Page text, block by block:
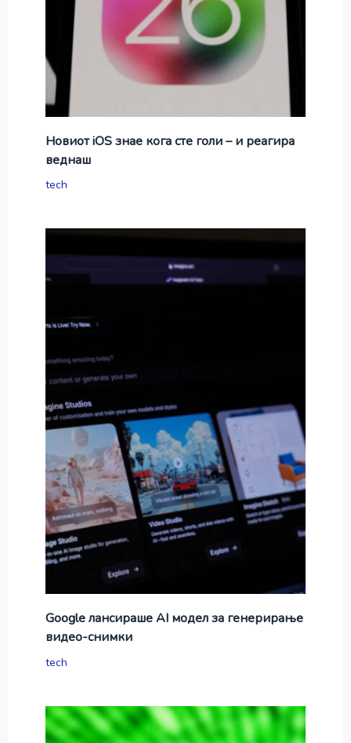
Новиот iOS знае кога сте голи – и реагира
веднаш
tech
Google лансираше AI модел за генерирање
видео-снимки
tech